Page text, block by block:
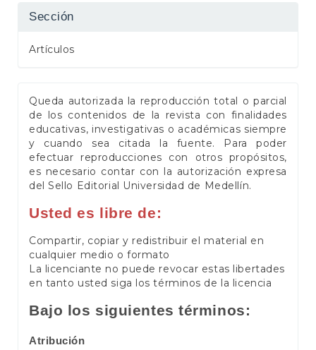
Sección
Artículos
Queda autorizada la reproducción total o parcial
de los contenidos de la revista con finalidades
educativas, investigativas o académicas siempre
y cuando sea citada la fuente. Para poder
efectuar reproducciones con otros propósitos,
es necesario contar con la autorización expresa
del Sello Editorial Universidad de Medellín.
Usted es libre de:
Compartir, copiar y redistribuir el material en
cualquier medio o formato
La licenciante no puede revocar estas libertades
en tanto usted siga los términos de la licencia
Bajo los siguientes términos:
Atribución